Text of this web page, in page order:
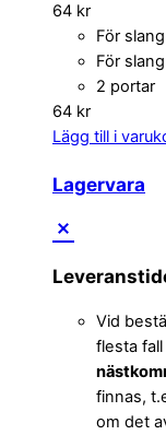
64 kr
För
För
2 portar
64 kr
Lägg till i
Lagervara
Vid
flesta
finnas,
om det